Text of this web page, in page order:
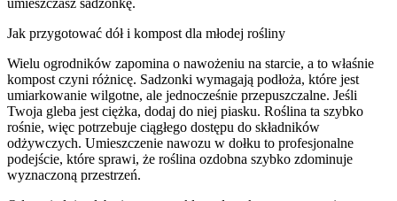
Jak przygotować dół i kompost dla młodej rośliny
Wielu ogrodników zapomina o nawożeniu na starcie, a to właśnie
kompost czyni różnicę. Sadzonki wymagają podłoża, które jest
umiarkowanie wilgotne, ale jednocześnie przepuszczalne. Jeśli
Twoja gleba jest ciężka, dodaj do niej piasku. Roślina ta szybko
rośnie, więc potrzebuje ciągłego dostępu do składników
odżywczych. Umieszczenie nawozu w dołku to profesjonalne
podejście, które sprawi, że roślina ozdobna szybko zdominuje
wyznaczoną przestrzeń.